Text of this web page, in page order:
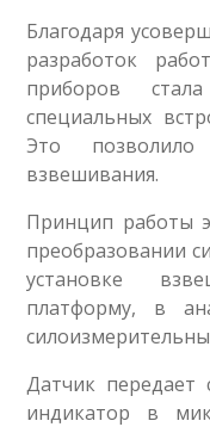
Благодаря
разработок
приборов
специальных
Это
взвешивания.
Принцип работы
преобразовании
установке
платформу, в
Датчик передает
индикатор в